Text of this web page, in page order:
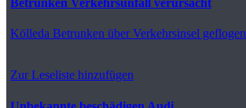
Kölleda Betrunken über Verkehrsinsel geflogen
Zur Leseliste hinzufügen